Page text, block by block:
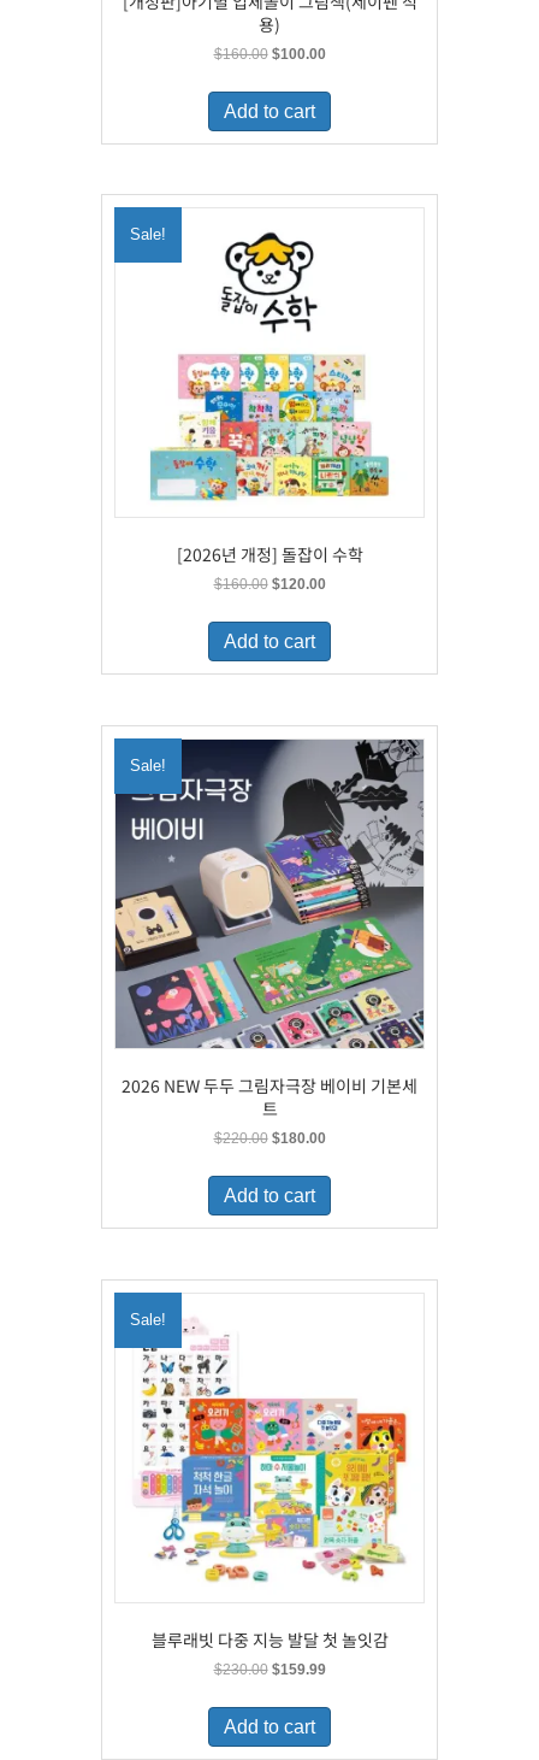
용)
$160.00 Original
was:
$160.00.
$100.00Current
is:
Add to cart
Sale!
[2026년 개정] 돌잡이 수학
$160.00 Original
was:
$160.00.
$120.00Current
is:
Add to cart
Sale!
2026 NEW 두두 그림자극장 베이비 기본세
트
$220.00 Original
was:
$220.00.
$180.00Current
is:
Add to cart
Sale!
블루래빗 다중 지능 발달 첫 놀잇감
$230.00 Original
was:
$230.00.
$159.99Current
is:
Add to cart